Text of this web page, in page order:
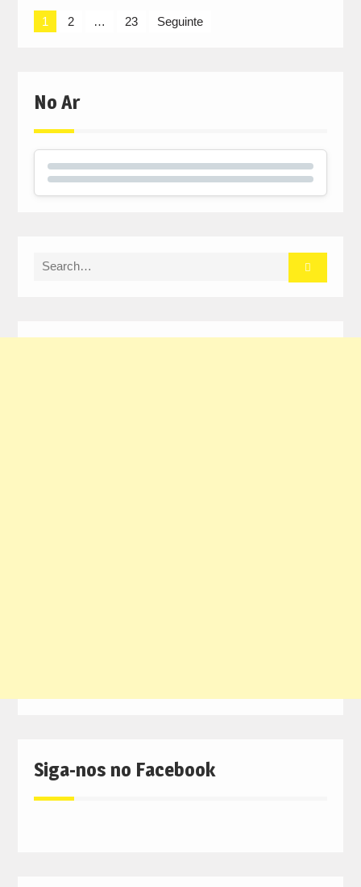
Navegação
1 2 … 23 Seguinte
No Ar
Search
Siga-nos no Facebook